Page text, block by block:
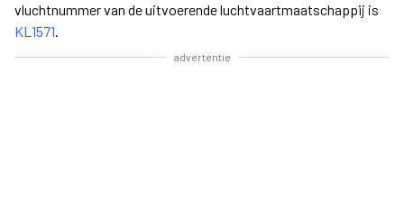
vluchtnummer van de uitvoerende luchtvaartmaatschappij is
KL1571.
advertentie